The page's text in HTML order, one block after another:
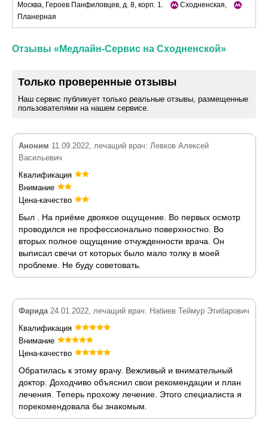
Москва, Героев Панфиловцев, д. 8, корп. 1.
Сходненская,
Планерная
Отзывы «Медлайн-Сервис на Сходненской»
Только проверенные отзывы
Наш сервис публикует только реальные отзывы, размещенные
пользователями на нашем сервисе.
Аноним 11.09.2022, лечащий врач: Левков Алексей
Васильевич
Квалификация
Внимание
Цена-качество
Был . На приёме двоякое ощущение. Во первых осмотр
проводился не профессионально поверхностно. Во
вторых полное ощущение отчужденности врача. Он
выписал свечи от которых было мало толку в моей
проблеме. Не буду советовать.
Фарида24.01.2022, лечащий врач: Набиев Теймур Этибарович
Квалификация
Внимание
Цена-качество
Обратилась к этому врачу. Вежливый и внимательный
доктор. Доходчиво объяснил свои рекомендации и план
лечения. Теперь прохожу лечение. Этого специалиста я
порекомендовала бы знакомым.